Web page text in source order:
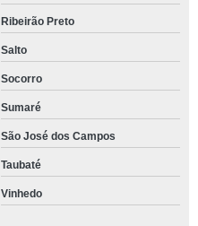
Ribeirão Preto
Salto
Socorro
Sumaré
São José dos Campos
Taubaté
Vinhedo